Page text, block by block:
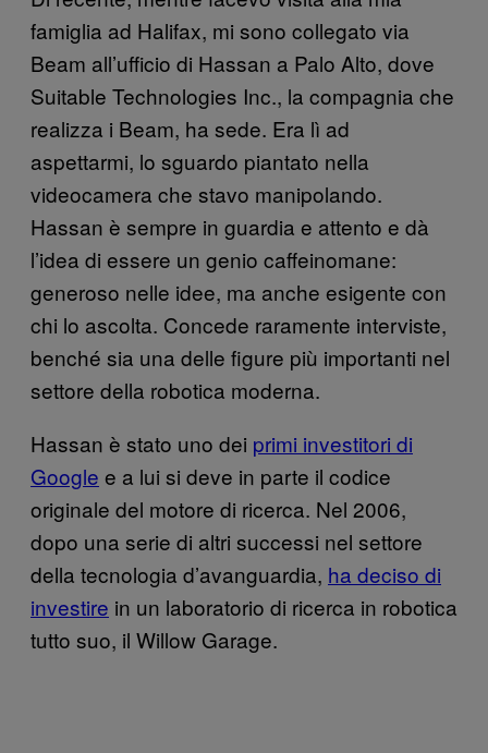
famiglia ad Halifax, mi sono collegato via
Beam all’ufficio di Hassan a Palo Alto, dove
Suitable Technologies Inc., la compagnia che
realizza i Beam, ha sede. Era lì ad
aspettarmi, lo sguardo piantato nella
videocamera che stavo manipolando.
Hassan è sempre in guardia e attento e dà
l’idea di essere un genio caffeinomane:
generoso nelle idee, ma anche esigente con
chi lo ascolta. Concede raramente interviste,
benché sia una delle figure più importanti nel
settore della robotica moderna.
Hassan è stato uno dei primi investitori di
Google e a lui si deve in parte il codice
originale del motore di ricerca. Nel 2006,
dopo una serie di altri successi nel settore
della tecnologia d’avanguardia, ha deciso di
investire in un laboratorio di ricerca in robotica
tutto suo, il Willow Garage.